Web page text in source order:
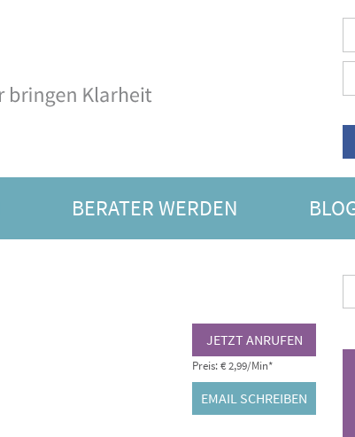
BERATER WERDEN
JETZT ANRUFEN
Preis: € 2,99/Min*
EMAIL SCHREIBEN